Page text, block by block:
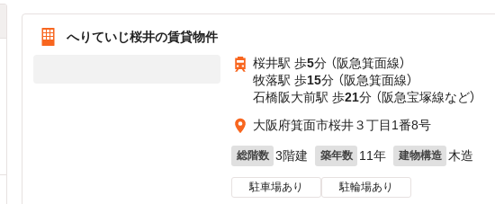
へりていじ桜井の賃貸物件
桜井駅 歩5分 （阪急箕面線）
牧落駅 歩15分 （阪急箕面線）
石橋阪大前駅 歩21分 （阪急宝塚線など）
大阪府箕面市桜井３丁目1番8号
総階数 3階建 築年数 11年 建物構造 木造
駐車場あり 駐輪場あり